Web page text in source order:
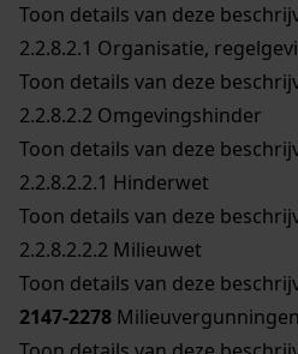
Toon details van deze
2.2.8.2.1 Organisatie,
Toon details van deze
2.2.8.2.2 Omgevingshinder
Toon details van deze
2.2.8.2.2.1 Hinderwet
Toon details van deze
2.2.8.2.2.2 Milieuwet
Toon details van deze
2147-2278